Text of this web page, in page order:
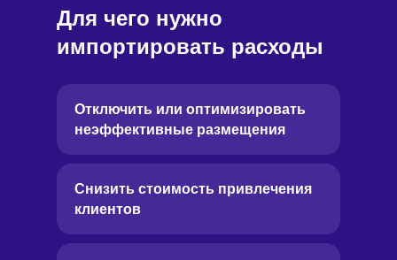
Для чего нужно
импортировать расходы
Отключить или оптимизировать
неэффективные размещения
Снизить стоимость привлечения
клиентов